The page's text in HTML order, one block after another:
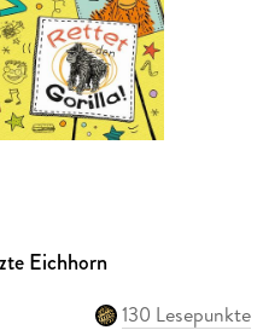
Eichhorn
130 Lesepunkte